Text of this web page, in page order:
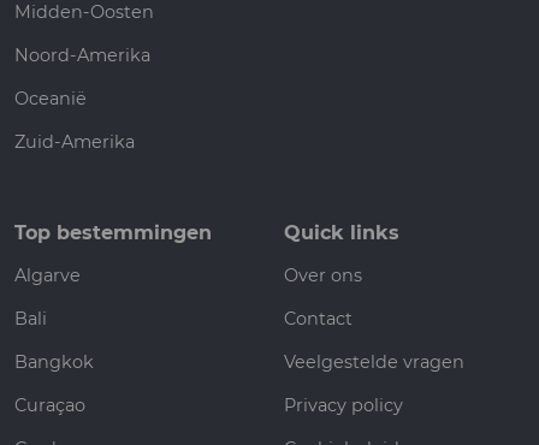
Midden-Oosten
Noord-Amerika
Oceanië
Zuid-Amerika
Top bestemmingen
Algarve
Bali
Bangkok
Curaçao
Quick links
Over ons
Contact
Veelgestelde vragen
Privacy policy